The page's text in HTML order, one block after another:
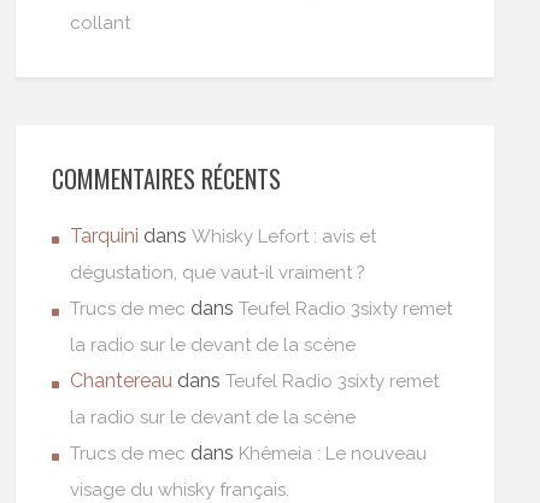
collant
COMMENTAIRES RÉCENTS
Tarquini dansWhisky Lefort : avis et
dégustation, que vaut-il vraiment ?
Trucs de mec dansTeufel Radio 3sixty remet
la radio sur le devant de la scène
Chantereau dansTeufel Radio 3sixty remet
la radio sur le devant de la scène
Trucs de mec dans Khêmeia : Le nouveau
visage du whisky français.